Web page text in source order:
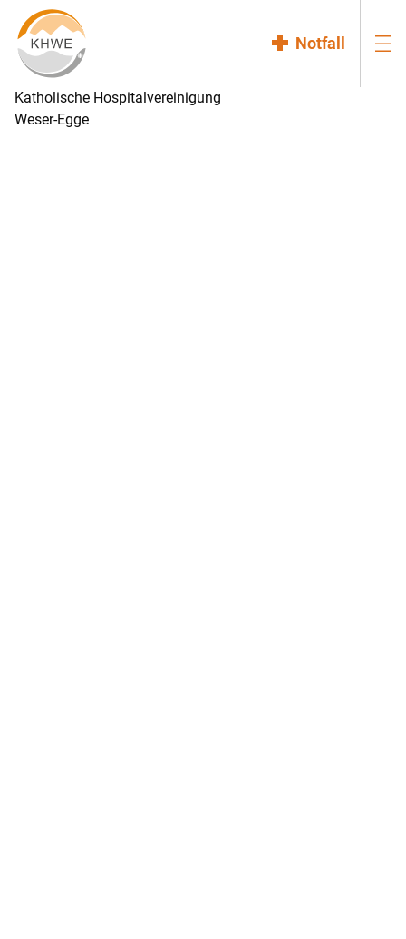
Katholische Hospitalvereinigung
Weser-Egge
Notfall